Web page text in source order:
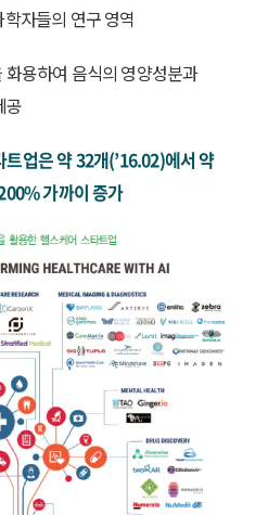
자들의 연구 영역
용하여 음식의 영양성분과
공
업은 약 32개(’16.02)에서 약
가까이 증가